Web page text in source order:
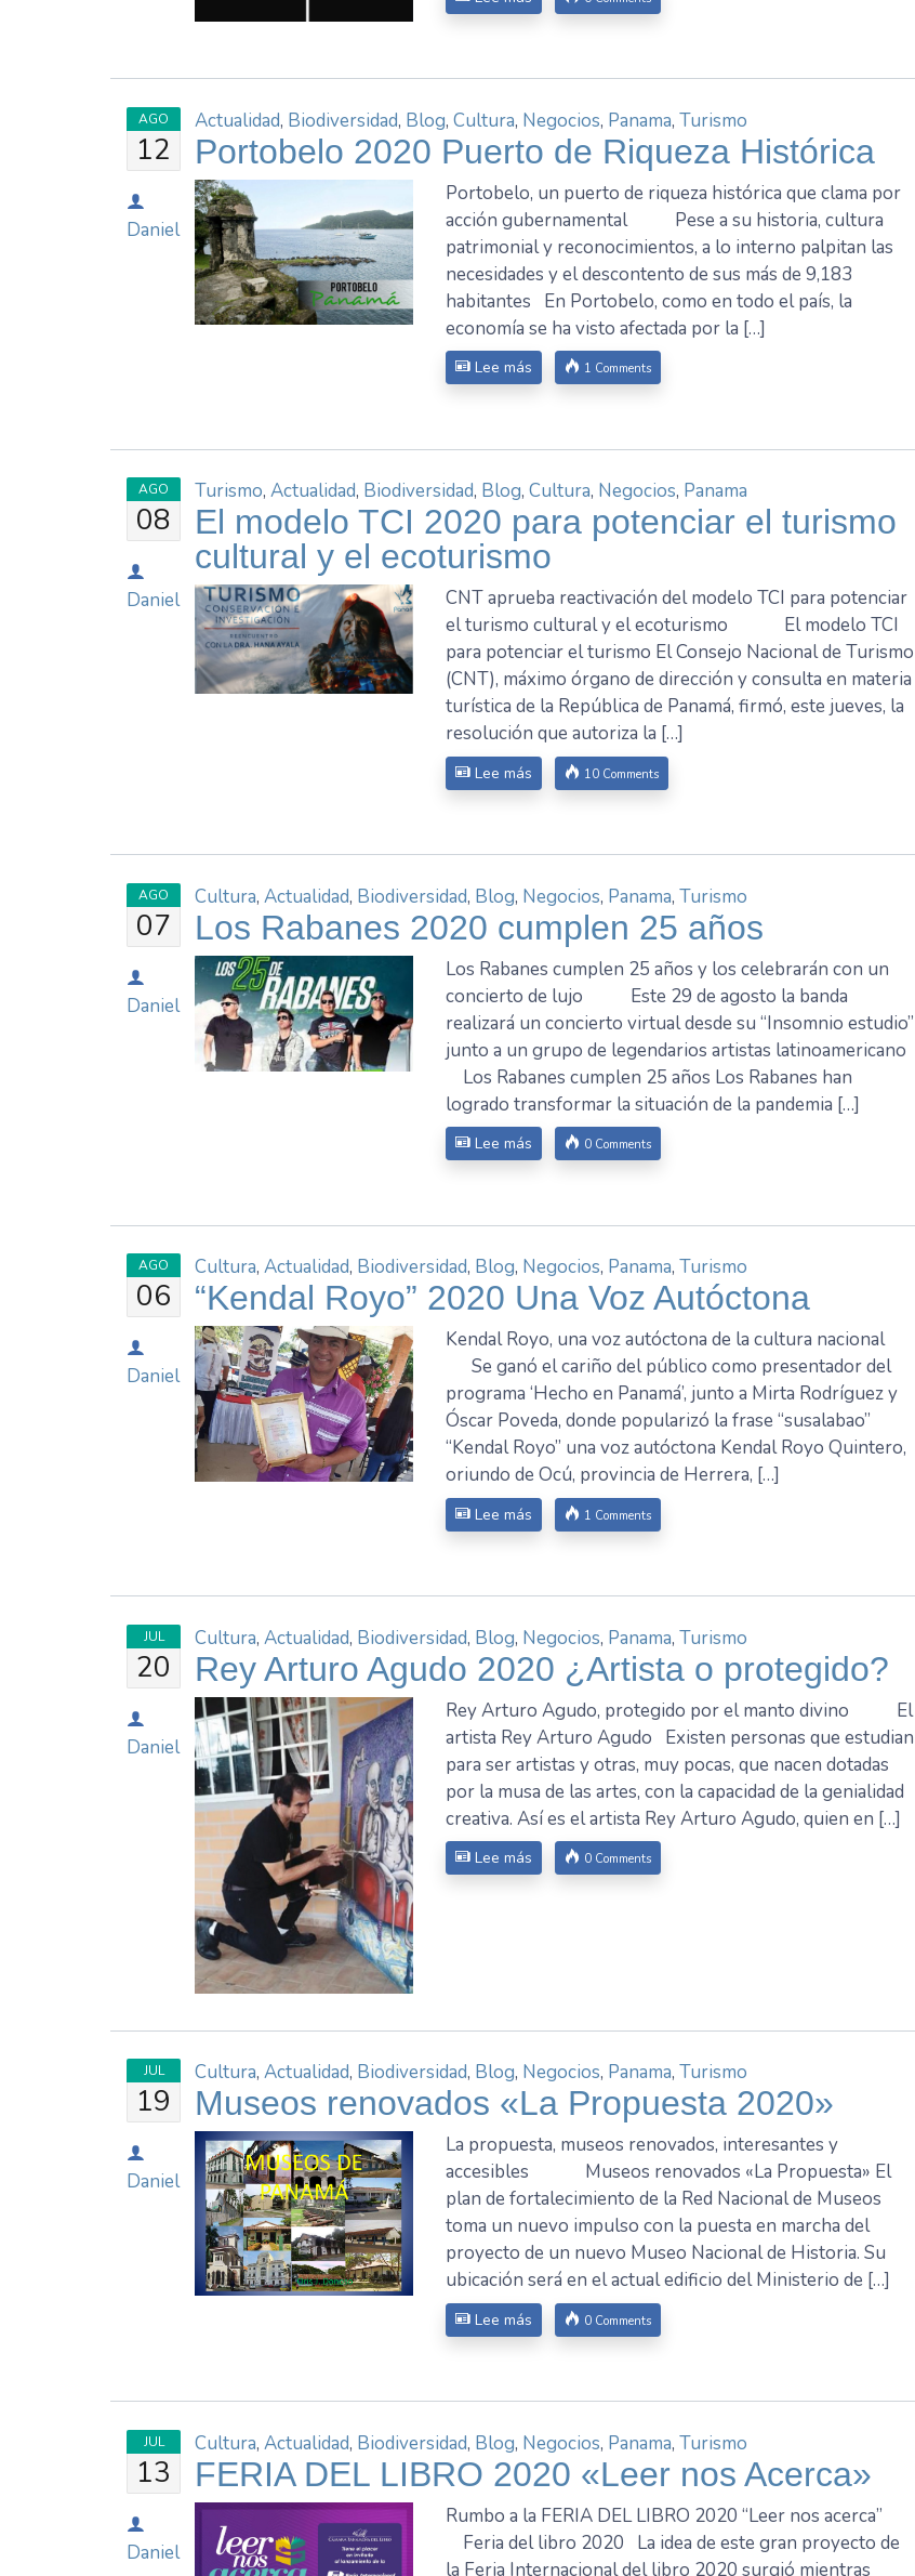
AGO
12
Daniel
Actualidad, Biodiversidad, Blog,Cultura, Negocios, Panama,Turismo
Portobelo 2020 Puerto de Riqueza Histórica
Portobelo, un puerto de riqueza histórica que clama por
acción gubernamental Pese a su historia, cultura
patrimonial y reconocimientos, a lo interno palpitan las
necesidades y el descontento de sus más de 9,183
habitantes En Portobelo, como en todo el país, la
economía se ha visto afectada por la […]
Lee más 1 Comments
AGO
08
Daniel
Turismo,Actualidad, Biodiversidad, Blog,Cultura, Negocios, Panama
El modelo TCI 2020 para potenciar el turismo
cultural y el ecoturismo
CNT aprueba reactivación del modelo TCI para potenciar
el turismo cultural y el ecoturismo El modelo TCI
para potenciar el turismo El Consejo Nacional de Turismo
(CNT), máximo órgano de dirección y consulta en materia
turística de la República de Panamá, firmó, este jueves, la
resolución que autoriza la […]
Lee más 10 Comments
AGO
07
Daniel
Cultura,Actualidad, Biodiversidad, Blog, Negocios, Panama,Turismo
Los Rabanes 2020 cumplen 25 años
Los Rabanes cumplen 25 años y los celebrarán con un
concierto de lujo Este 29 de agosto la banda
realizará un concierto virtual desde su “Insomnio estudio”
junto a un grupo de legendarios artistas latinoamericano
Los Rabanes cumplen 25 años Los Rabanes han
logrado transformar la situación de la pandemia […]
Lee más 0 Comments
AGO
06
Daniel
Cultura,Actualidad, Biodiversidad, Blog, Negocios, Panama,Turismo
“Kendal Royo” 2020 Una Voz Autóctona
Kendal Royo, una voz autóctona de la cultura nacional
Se ganó el cariño del público como presentador del
programa ‘Hecho en Panamá’, junto a Mirta Rodríguez y
Óscar Poveda, donde popularizó la frase “susalabao”
“Kendal Royo” una voz autóctona Kendal Royo Quintero,
oriundo de Ocú, provincia de Herrera, […]
Lee más 1 Comments
JUL
20
Daniel
Cultura,Actualidad, Biodiversidad, Blog, Negocios, Panama,Turismo
Rey Arturo Agudo 2020 ¿Artista o protegido?
Rey Arturo Agudo, protegido por el manto divino El
artista Rey Arturo Agudo Existen personas que estudian
para ser artistas y otras, muy pocas, que nacen dotadas
por la musa de las artes, con la capacidad de la genialidad
creativa. Así es el artista Rey Arturo Agudo, quien en […]
Lee más 0 Comments
JUL
19
Daniel
Cultura,Actualidad, Biodiversidad, Blog, Negocios, Panama,Turismo
Museos renovados «La Propuesta 2020»
La propuesta, museos renovados, interesantes y
accesibles Museos renovados «La Propuesta» El
plan de fortalecimiento de la Red Nacional de Museos
toma un nuevo impulso con la puesta en marcha del
proyecto de un nuevo Museo Nacional de Historia. Su
ubicación será en el actual edificio del Ministerio de […]
Lee más 0 Comments
JUL
13
Daniel
Cultura,Actualidad, Biodiversidad, Blog, Negocios, Panama,Turismo
FERIA DEL LIBRO 2020 «Leer nos Acerca»
Rumbo a la FERIA DEL LIBRO 2020 “Leer nos acerca”
Feria del libro 2020 La idea de este gran proyecto de
la Feria Internacional del libro 2020 surgió mientras